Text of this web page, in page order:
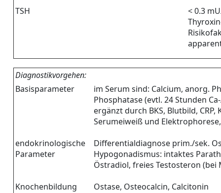
TSH
< 0.3
Diagnostikvorgehen:
Basisparameter
im Serum sind: Calcium, anorg.
Phosphatase (evtl. 24 Stunden
ergänzt durch BKS, Blutbild, CRP,
Serumeiweiß und
endokrinologische
Parameter
Differentialdiagnose prim./sek.
Hypogonadismus: intaktes
Östradiol, freies Testosteron (bei
Knochenbildung
Ostase, Osteocalcin, Calcitonin